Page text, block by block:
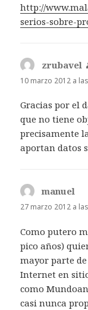
http://
serios-sobre-
zrubavel
10 marzo 2012 a
Gracias por el
que no tiene
precisamente
aportan datos
manuel
27 marzo 2012 a
Como putero
pico años)
mayor parte
Internet en
como
casi nunca